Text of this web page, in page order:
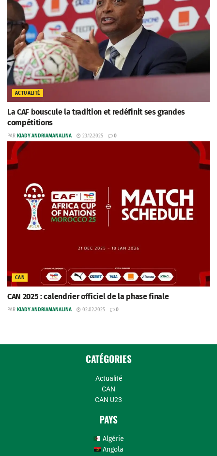
ACTUALITÉ
La CAF bouscule la tradition et redéfinit ses grandes
compétitions
PAR KIADY ANDRIAMANALINA 23.12.2025 0
CAN
CAN 2025 : calendrier officiel de la phase finale
PAR KIADY ANDRIAMANALINA 02.02.2025 0
CATÉGORIES
Actualité
CAN
CAN U23
PAYS
Algérie
Angola